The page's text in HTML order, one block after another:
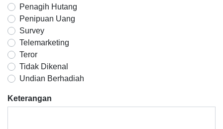
Penagih Hutang
Penipuan Uang
Survey
Telemarketing
Teror
Tidak Dikenal
Undian Berhadiah
Keterangan